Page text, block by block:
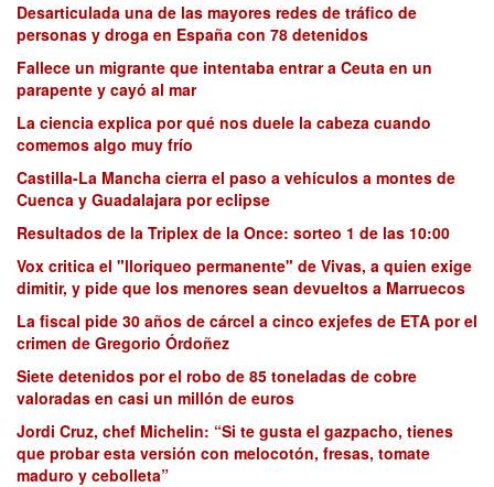
Desarticulada una de las mayores redes de tráfico de
personas y droga en España con 78 detenidos
Fallece un migrante que intentaba entrar a Ceuta en un
parapente y cayó al mar
La ciencia explica por qué nos duele la cabeza cuando
comemos algo muy frío
Castilla-La Mancha cierra el paso a vehículos a montes de
Cuenca y Guadalajara por eclipse
Resultados de la Triplex de la Once: sorteo 1 de las 10:00
Vox critica el "lloriqueo permanente" de Vivas, a quien exige
dimitir, y pide que los menores sean devueltos a Marruecos
La fiscal pide 30 años de cárcel a cinco exjefes de ETA por el
crimen de Gregorio Órdoñez
Siete detenidos por el robo de 85 toneladas de cobre
valoradas en casi un millón de euros
Jordi Cruz, chef Michelin: “Si te gusta el gazpacho, tienes
que probar esta versión con melocotón, fresas, tomate
maduro y cebolleta”